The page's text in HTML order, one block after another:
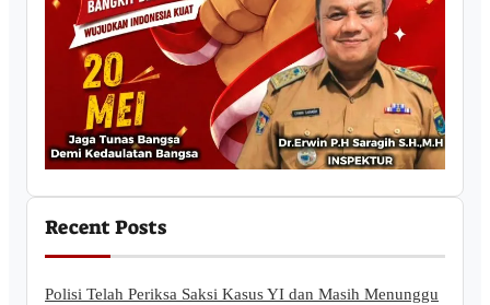
Recent Posts
Polisi Telah Periksa Saksi Kasus YI dan Masih Menunggu